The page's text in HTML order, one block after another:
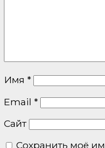
Имя *
Email *
Сайт
Сохранить моё